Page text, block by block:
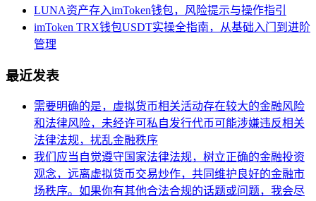
LUNA资产存入imToken钱包，风险提示与操作指引
imToken TRX钱包USDT实操全指南，从基础入门到进阶
管理
最近发表
需要明确的是，虚拟货币相关活动存在较大的金融风险
和法律风险，未经许可私自发行代币可能涉嫌违反相关
法律法规，扰乱金融秩序
我们应当自觉遵守国家法律法规，树立正确的金融投资
观念，远离虚拟货币交易炒作，共同维护良好的金融市
场秩序。如果你有其他合法合规的话题或问题，我会尽